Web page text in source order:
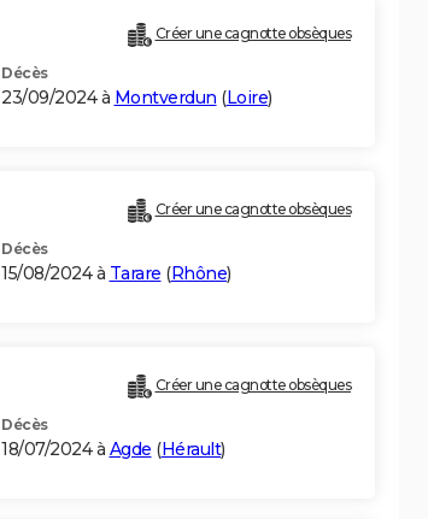
Créer une cagnotte obsèques
Décès
23/09/2024 à Montverdun (Loire)
Créer une cagnotte obsèques
Décès
15/08/2024 à Tarare (Rhône)
Créer une cagnotte obsèques
Décès
18/07/2024 à Agde (Hérault)